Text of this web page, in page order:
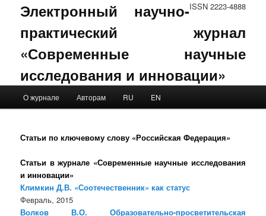
ISSN 2223-4888
Электронный научно-
практический журнал
«Современные научные
исследования и инновации»
Skip to primary content
Skip to secondary content
О журнале Авторам RU EN
Статьи по ключевому слову «Российская Федерация»
Статьи в журнале «Современные научные исследования
и инновации»
Климкин Д.В. «Соотечественник» как статус
Февраль, 2015
Волков В.О. Образовательно-просветительская